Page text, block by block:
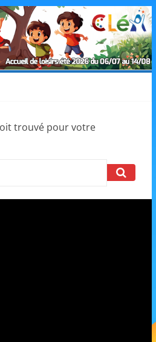
CLéA
–
pour
Loisirs,
trouvé pour votre